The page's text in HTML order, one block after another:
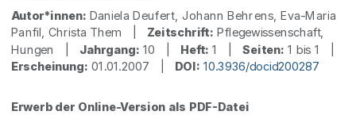
Autor*innen: Daniela Deufert, Johann Behrens, Eva-Maria
Panfil, Christa Them | Zeitschrift: Pflegewissenschaft,
Hungen | Jahrgang: 10 | Heft: 1 |Seiten: 1 bis 1 |
Erscheinung: 01.01.2007 | DOI: 10.3936/docid200287
Erwerb der Online-Version als PDF-Datei